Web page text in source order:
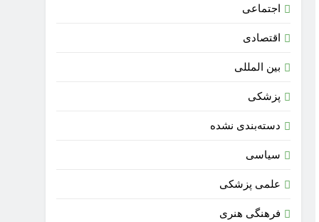
اجتماعی
اقتصادی
بین المللی
پزشکی
دسته‌بندی نشده
سیاسی
علمی پزشکی
فرهنگی هنری